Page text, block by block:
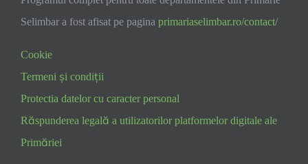
Selimbar a fost afisat pe pagina primariaselimbar.ro/contact/
Cookie
Termeni și condiții
Protectia datelor cu caracter personal
Răspunderea legală a utilizatorilor platformelor digitale ale
Primăriei